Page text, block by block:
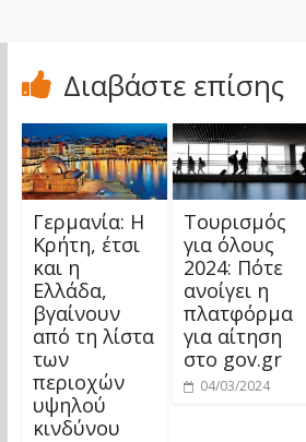
Διαβάστε επίσης
Γερμανία: H
Kρήτη, έτσι
και η
Ελλάδα,
βγαίνουν
από τη λίστα
των
περιοχών
υψηλού
κινδύνου
Τουρισμός
για όλους
2024: Πότε
ανοίγει η
πλατφόρμα
για αίτηση
στο gov.gr
04/03/2024